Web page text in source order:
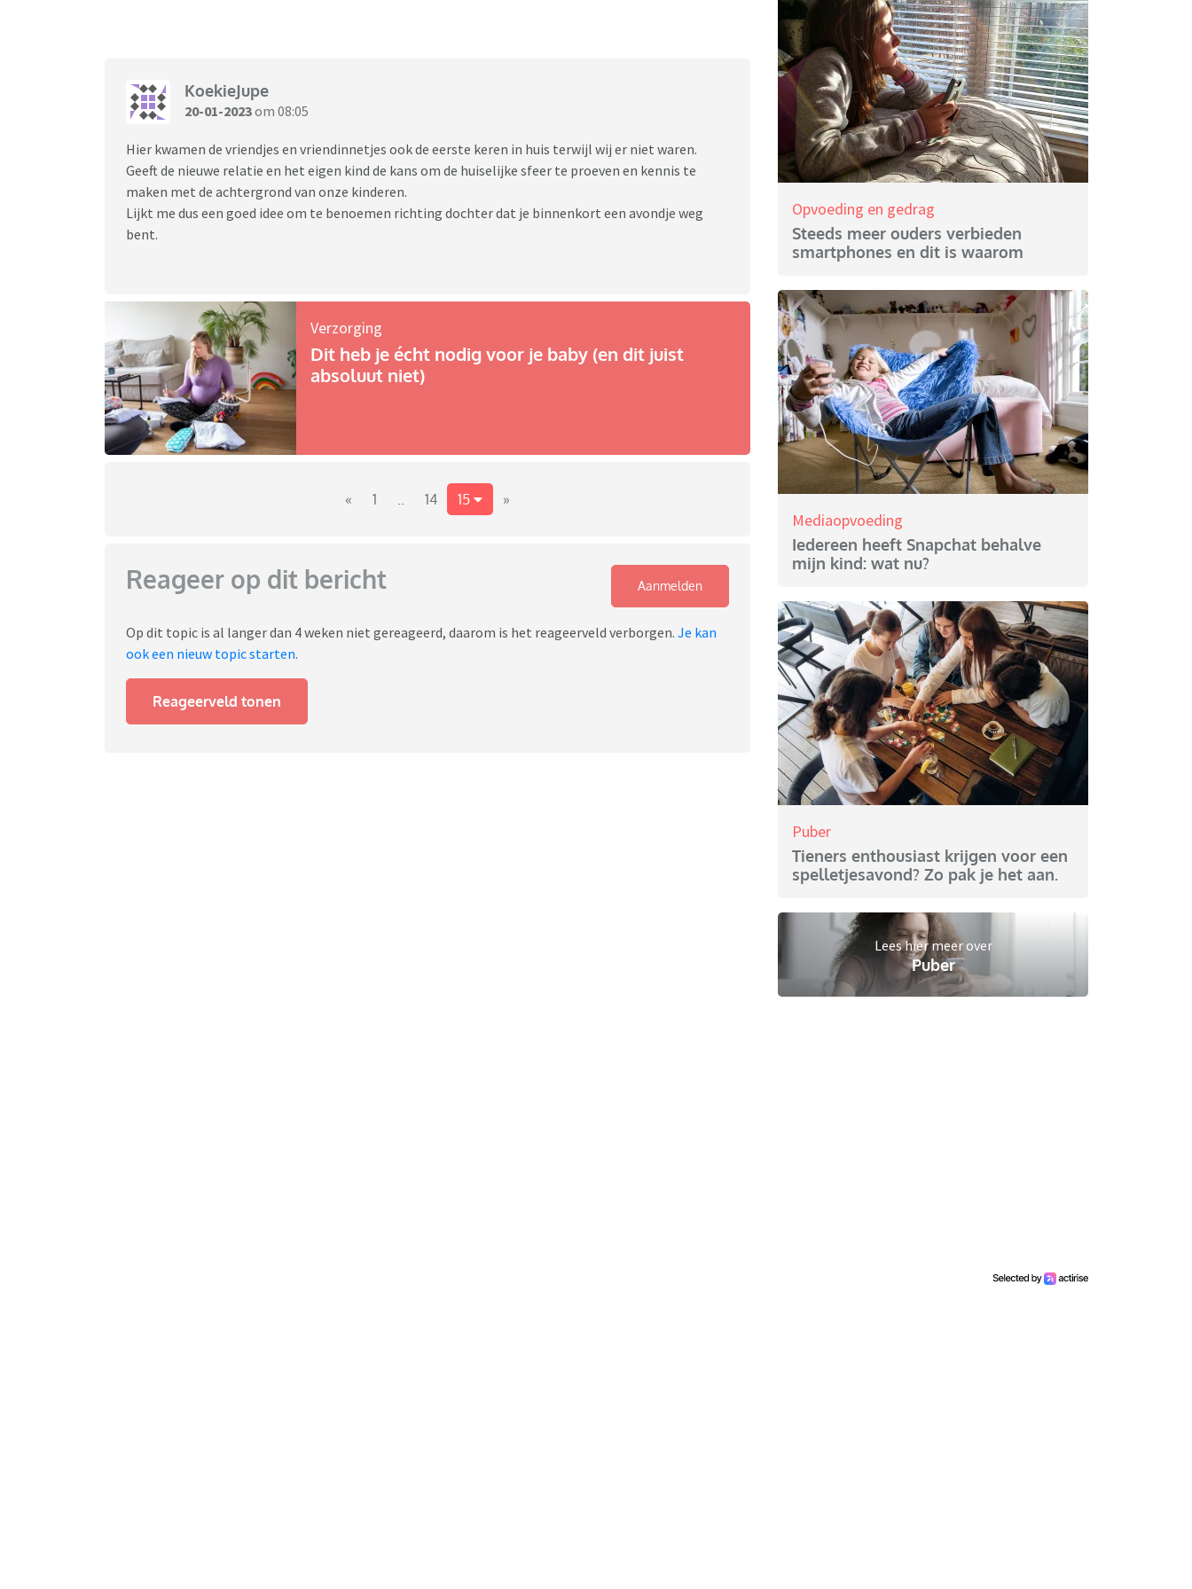
KoekieJupe
20-01-2023om 08:05
Hier kwamen de vriendjes en vriendinnetjes ook de eerste keren in huis terwijl wij er niet waren.
Geeft de nieuwe relatie en het eigen kind de kans om de huiselijke sfeer te proeven en kennis te
maken met de achtergrond van onze kinderen.
Lijkt me dus een goed idee om te benoemen richting dochter dat je binnenkort een avondje weg
bent.
Verzorging
Dit heb je écht nodig voor je baby (en dit juist
absoluut niet)
« 1 14 15 »
Reageer op dit bericht Aanmelden
Op dit topic is al langer dan 4 weken niet gereageerd, daarom is het reageerveld verborgen. Je kan
ook een nieuw topic starten.
Reageerveld tonen
Opvoeding en gedrag
Steeds meer ouders verbieden
smartphones en dit is waarom
Mediaopvoeding
Iedereen heeft Snapchat behalve
mijn kind: wat nu?
Puber
Tieners enthousiast krijgen voor een
spelletjesavond? Zo pak je het aan.
Lees hier meer over
Puber